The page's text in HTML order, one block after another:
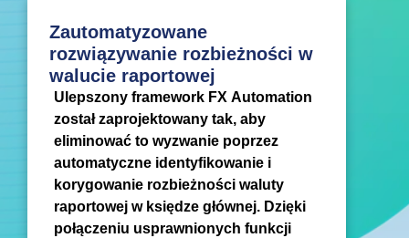
Zautomatyzowane
rozwiązywanie rozbieżności w
walucie raportowej
Ulepszony framework FX Automation
został zaprojektowany tak, aby
eliminować to wyzwanie poprzez
automatyczne identyfikowanie i
korygowanie rozbieżności waluty
raportowej w księdze głównej. Dzięki
połączeniu usprawnionych funkcji